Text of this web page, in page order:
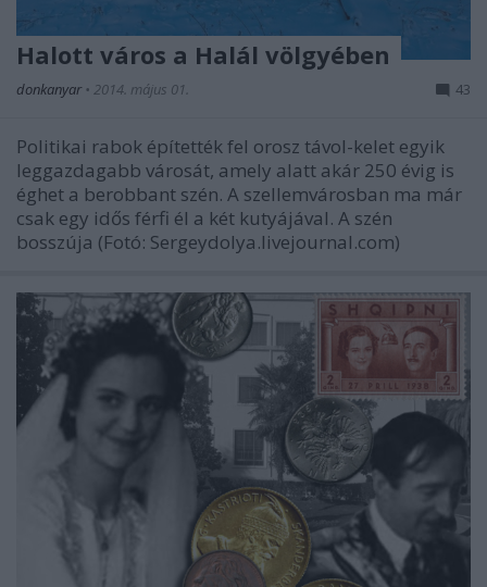
Halott város a Halál völgyében
donkanyar • 2014. május 01. 43
Politikai rabok építették fel orosz távol-kelet egyik
leggazdagabb városát, amely alatt akár 250 évig is
éghet a berobbant szén. A szellemvárosban ma már
csak egy idős férfi él a két kutyájával. A szén
bosszúja (Fotó: Sergeydolya.livejournal.com)